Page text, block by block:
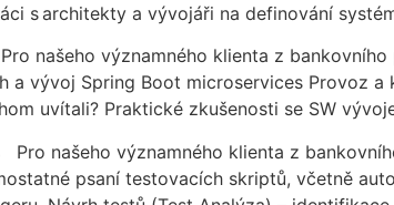
s architekty a vývojáři na definování
našeho významného klienta z
vývoj Spring Boot microservices Provoz
uvítali? Praktické zkušenosti se SW
našeho významného klienta z
psaní testovacích skriptů, včetně